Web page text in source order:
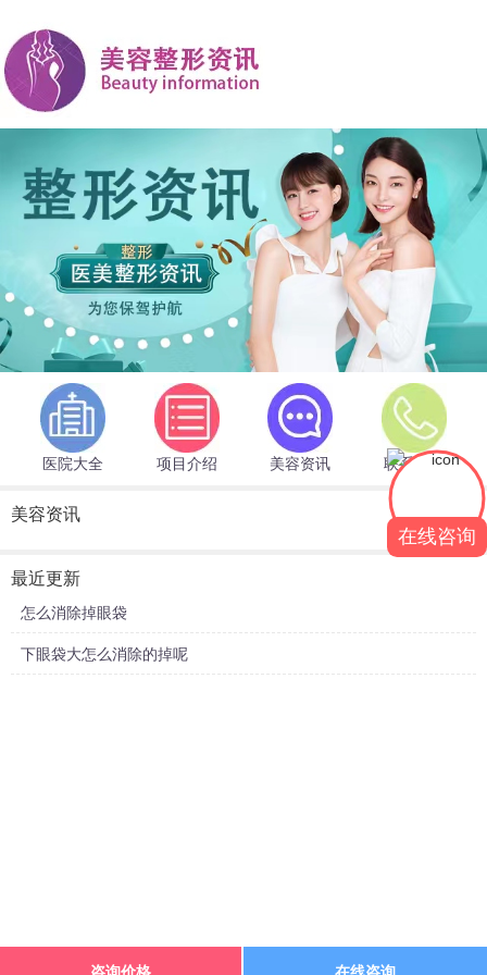
医院大全 项目介绍 美容资讯 联系我们
美容资讯
最近更新
怎么消除掉眼袋
下眼袋大怎么消除的掉呢
在线咨询